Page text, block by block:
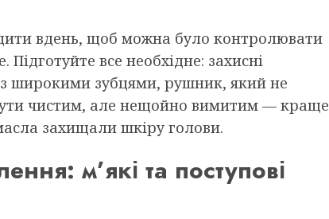
вдень, щоб можна було контролювати
все необхідне: захисні
з широкими зубцями, рушник, який не
чистим, але нещойно вимитим — краще
захищали шкіру голови.
м’які та поступові